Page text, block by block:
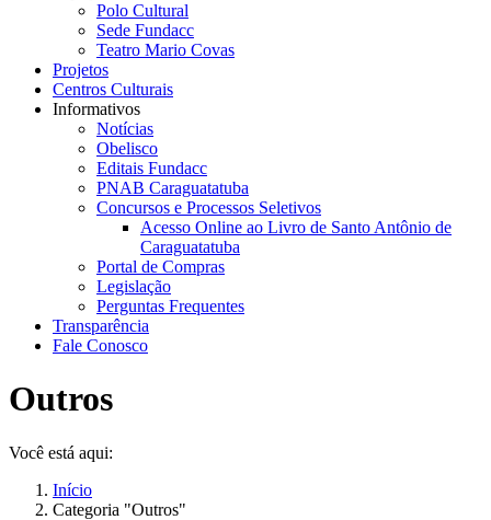
Polo Cultural
Sede Fundacc
Teatro Mario Covas
Projetos
Centros Culturais
Informativos
Notícias
Obelisco
Editais Fundacc
PNAB Caraguatatuba
Concursos e Processos Seletivos
Acesso Online ao Livro de Santo Antônio de
Caraguatatuba
Portal de Compras
Legislação
Perguntas Frequentes
Transparência
Fale Conosco
Outros
Você está aqui:
Início
Categoria "Outros"